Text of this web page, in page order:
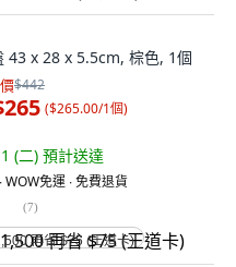
43 x 28 x 5.5cm, 棕色, 1個
$442
($265.00/1個)
(二) 預計送達
WOW免運 ∙ 免費退貨
(7)
再省 $75 (王道卡)